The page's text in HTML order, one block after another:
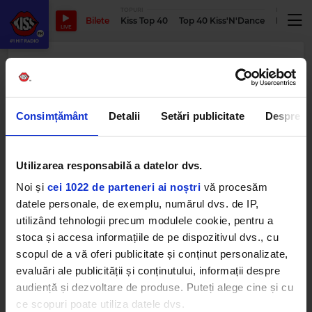
Consimțământ Detalii Setări publicitate Despre
Utilizarea responsabilă a datelor dvs.
Noi și cei 1022 de parteneri ai noștri vă procesăm
datele personale, de exemplu, numărul dvs. de IP,
utilizând tehnologii precum modulele cookie, pentru a
stoca și accesa informațiile de pe dispozitivul dvs., cu
scopul de a vă oferi publicitate și conținut personalizate,
evaluări ale publicității și conținutului, informații despre
audiență și dezvoltare de produse. Puteți alege cine și cu
ce scopuri poate utiliza datele dvs.
LIVE
Bilete Kiss Top 40 Top 40 Kiss'N'Dance
Dan Fințescu
"Am vrut să lucrez în radio încă de când eram
mic. Mi-a și ieșit treaba asta. În 1993 am fost DJ
de radio la vreo 11 ani."